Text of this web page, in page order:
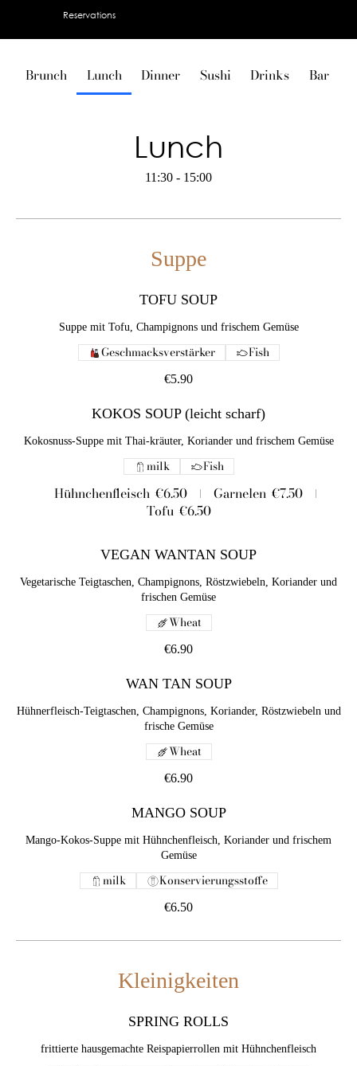
Reservations
Brunch Lunch Dinner Sushi Drinks Bar
Lunch
11:30 - 15:00
Suppe
TOFU SOUP
Suppe mit Tofu, Champignons und frischem Gemüse
€5.90
Geschmacksverstärker Fish
KOKOS SOUP (leicht scharf)
Kokosnuss-Suppe mit Thai-kräuter, Koriander und frischem Gemüse
Hühnchenfleisch €6.50 Garnelen €7.50
Tofu €6.50
milk Fish
VEGAN WANTAN SOUP
Vegetarische Teigtaschen, Champignons, Röstzwiebeln, Koriander und
frischen Gemüse
€6.90
Wheat
WAN TAN SOUP
Hühnerfleisch-Teigtaschen, Champignons, Koriander, Röstzwiebeln und
frische Gemüse
€6.90
Wheat
MANGO SOUP
Mango-Kokos-Suppe mit Hühnchenfleisch, Koriander und frischem
Gemüse
€6.50
milk Konservierungsstoffe
Kleinigkeiten
SPRING ROLLS
frittierte hausgemachte Reispapierrollen mit Hühnchenfleisch